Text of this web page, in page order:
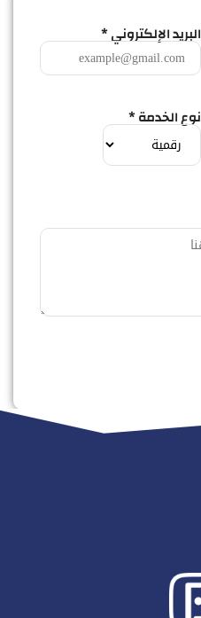
البريد الإلكتروني *
نوع الخدمة *